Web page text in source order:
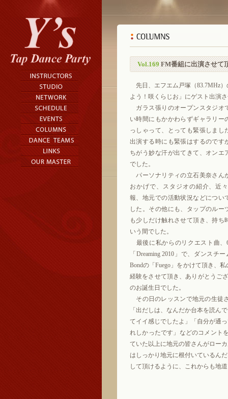
Vol.169FM番組に出演させて
先日、エフエム戸塚（83.7MHz
よう！咲くらじお」にゲスト出演
ガラス張りのオープンスタジオ
い時間にもかかわらずギャラリー
っしゃって、とっても緊張しまし
出演する時にも緊張はするのです
ちがう妙な汗が出てきて、オンエ
でした。
パーソナリティの立石美奈さん
おかげで、スタジオの紹介、近
報、地元での活動状況などについ
した。その他にも、タップのルー
も少しだけ触れさせて頂き、持ち
いう間でした。
最後に私からのリクエスト曲、
「Dreaming 2010」で、ダンスチ
Bondの「Fuego」をかけて頂き、
経験をさせて頂き、ありがとうご
のお誕生日でした。
その日のレッスンで地元の生徒
「出だしは、なんだか台本を読ん
てイイ感じでしたよ」「自分が通
れしかったです」などのコメン
ていた以上に地元の皆さんがロー
はしっかり地元に根付いているん
して頂けるように、これからも地